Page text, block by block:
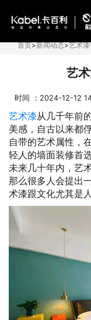
首页>新闻动态>艺术
艺
时间 ：2024-12-12
艺术漆从几千年前
美感，自古以来都
自带的艺术属性，
轻人的墙面装修首
未来几十年内，艺
那么很多人会提出
术漆跟文化尤其是